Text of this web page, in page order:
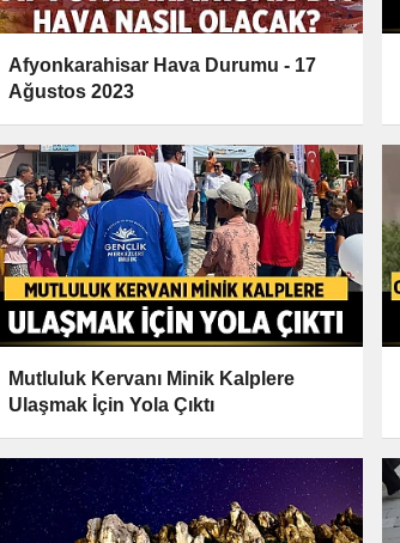
Afyonkarahisar Hava Durumu - 17
Ağustos 2023
Mutluluk Kervanı Minik Kalplere
Ulaşmak İçin Yola Çıktı